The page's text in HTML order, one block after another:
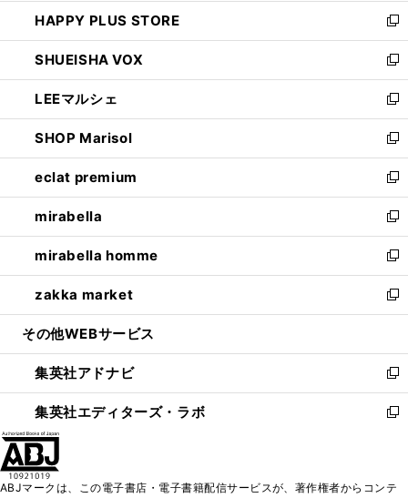
ド
ウ
で
開
く
ウ
ィ
ン
ド
ウ
で
開
く
し
い
ウ
ィ
ン
ド
ウ
で
開
く
HAPPY PLUS STORE
新
し
い
ウ
ィ
ン
ド
ウ
で
開
く
SHUEISHA VOX
新
し
い
ウ
ィ
ン
ド
ウ
で
開
く
LEEマルシェ
新
し
い
ウ
ィ
ン
ド
ウ
で
開
く
SHOP Marisol
新
し
い
ウ
ィ
ン
ド
ウ
で
開
eclat premium
新
し
い
ウ
ィ
ン
ド
ウ
開
く
mirabella
新
し
い
ウ
ィ
ン
ウ
で
開
く
mirabella homme
新
し
い
ウ
ン
ド
ウ
で
zakka market
新
し
ウ
ィ
ン
ド
く
その他WEBサービス
集英社アドナビ
新
し
い
ド
集英社エディターズ・ラボ
新
ィ
ABJマークは、この電子書店・電子書籍配信サービスが、著作権者からコンテ